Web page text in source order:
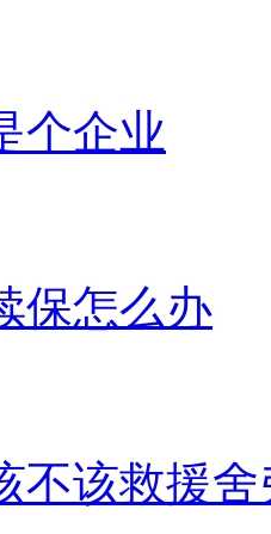
个企业
保怎么办
不该救援舍